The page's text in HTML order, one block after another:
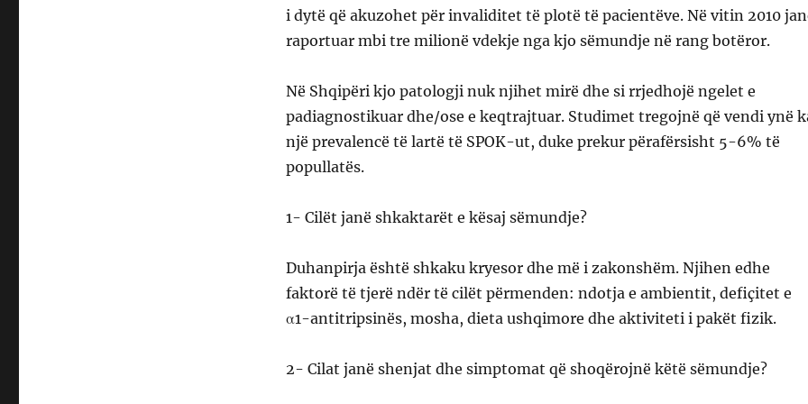
i dytë që akuzohet për invaliditet të plotë të pacientëve. Në vitin 2010
raportuar mbi tre milionë vdekje nga kjo sëmundje në rang botëror.
Në Shqipëri kjo patologji nuk njihet mirë dhe si rrjedhojë ngelet e
padiagnostikuar dhe/ose e keqtrajtuar. Studimet tregojnë që vendi ynë
një prevalencë të lartë të SPOK-ut, duke prekur përafërsisht 5-6% të
popullatës.
1- Cilët janë shkaktarët e kësaj sëmundje?
Duhanpirja është shkaku kryesor dhe më i zakonshëm. Njihen edhe
faktorë të tjerë ndër të cilët përmenden: ndotja e ambientit, defiçitet e
α1-antitripsinës, mosha, dieta ushqimore dhe aktiviteti i pakët fizik.
2- Cilat janë shenjat dhe simptomat që shoqërojnë këtë sëmundje?